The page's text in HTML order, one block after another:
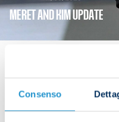
Consenso
MERET AND KIM UPDATE
Alex Meret was left